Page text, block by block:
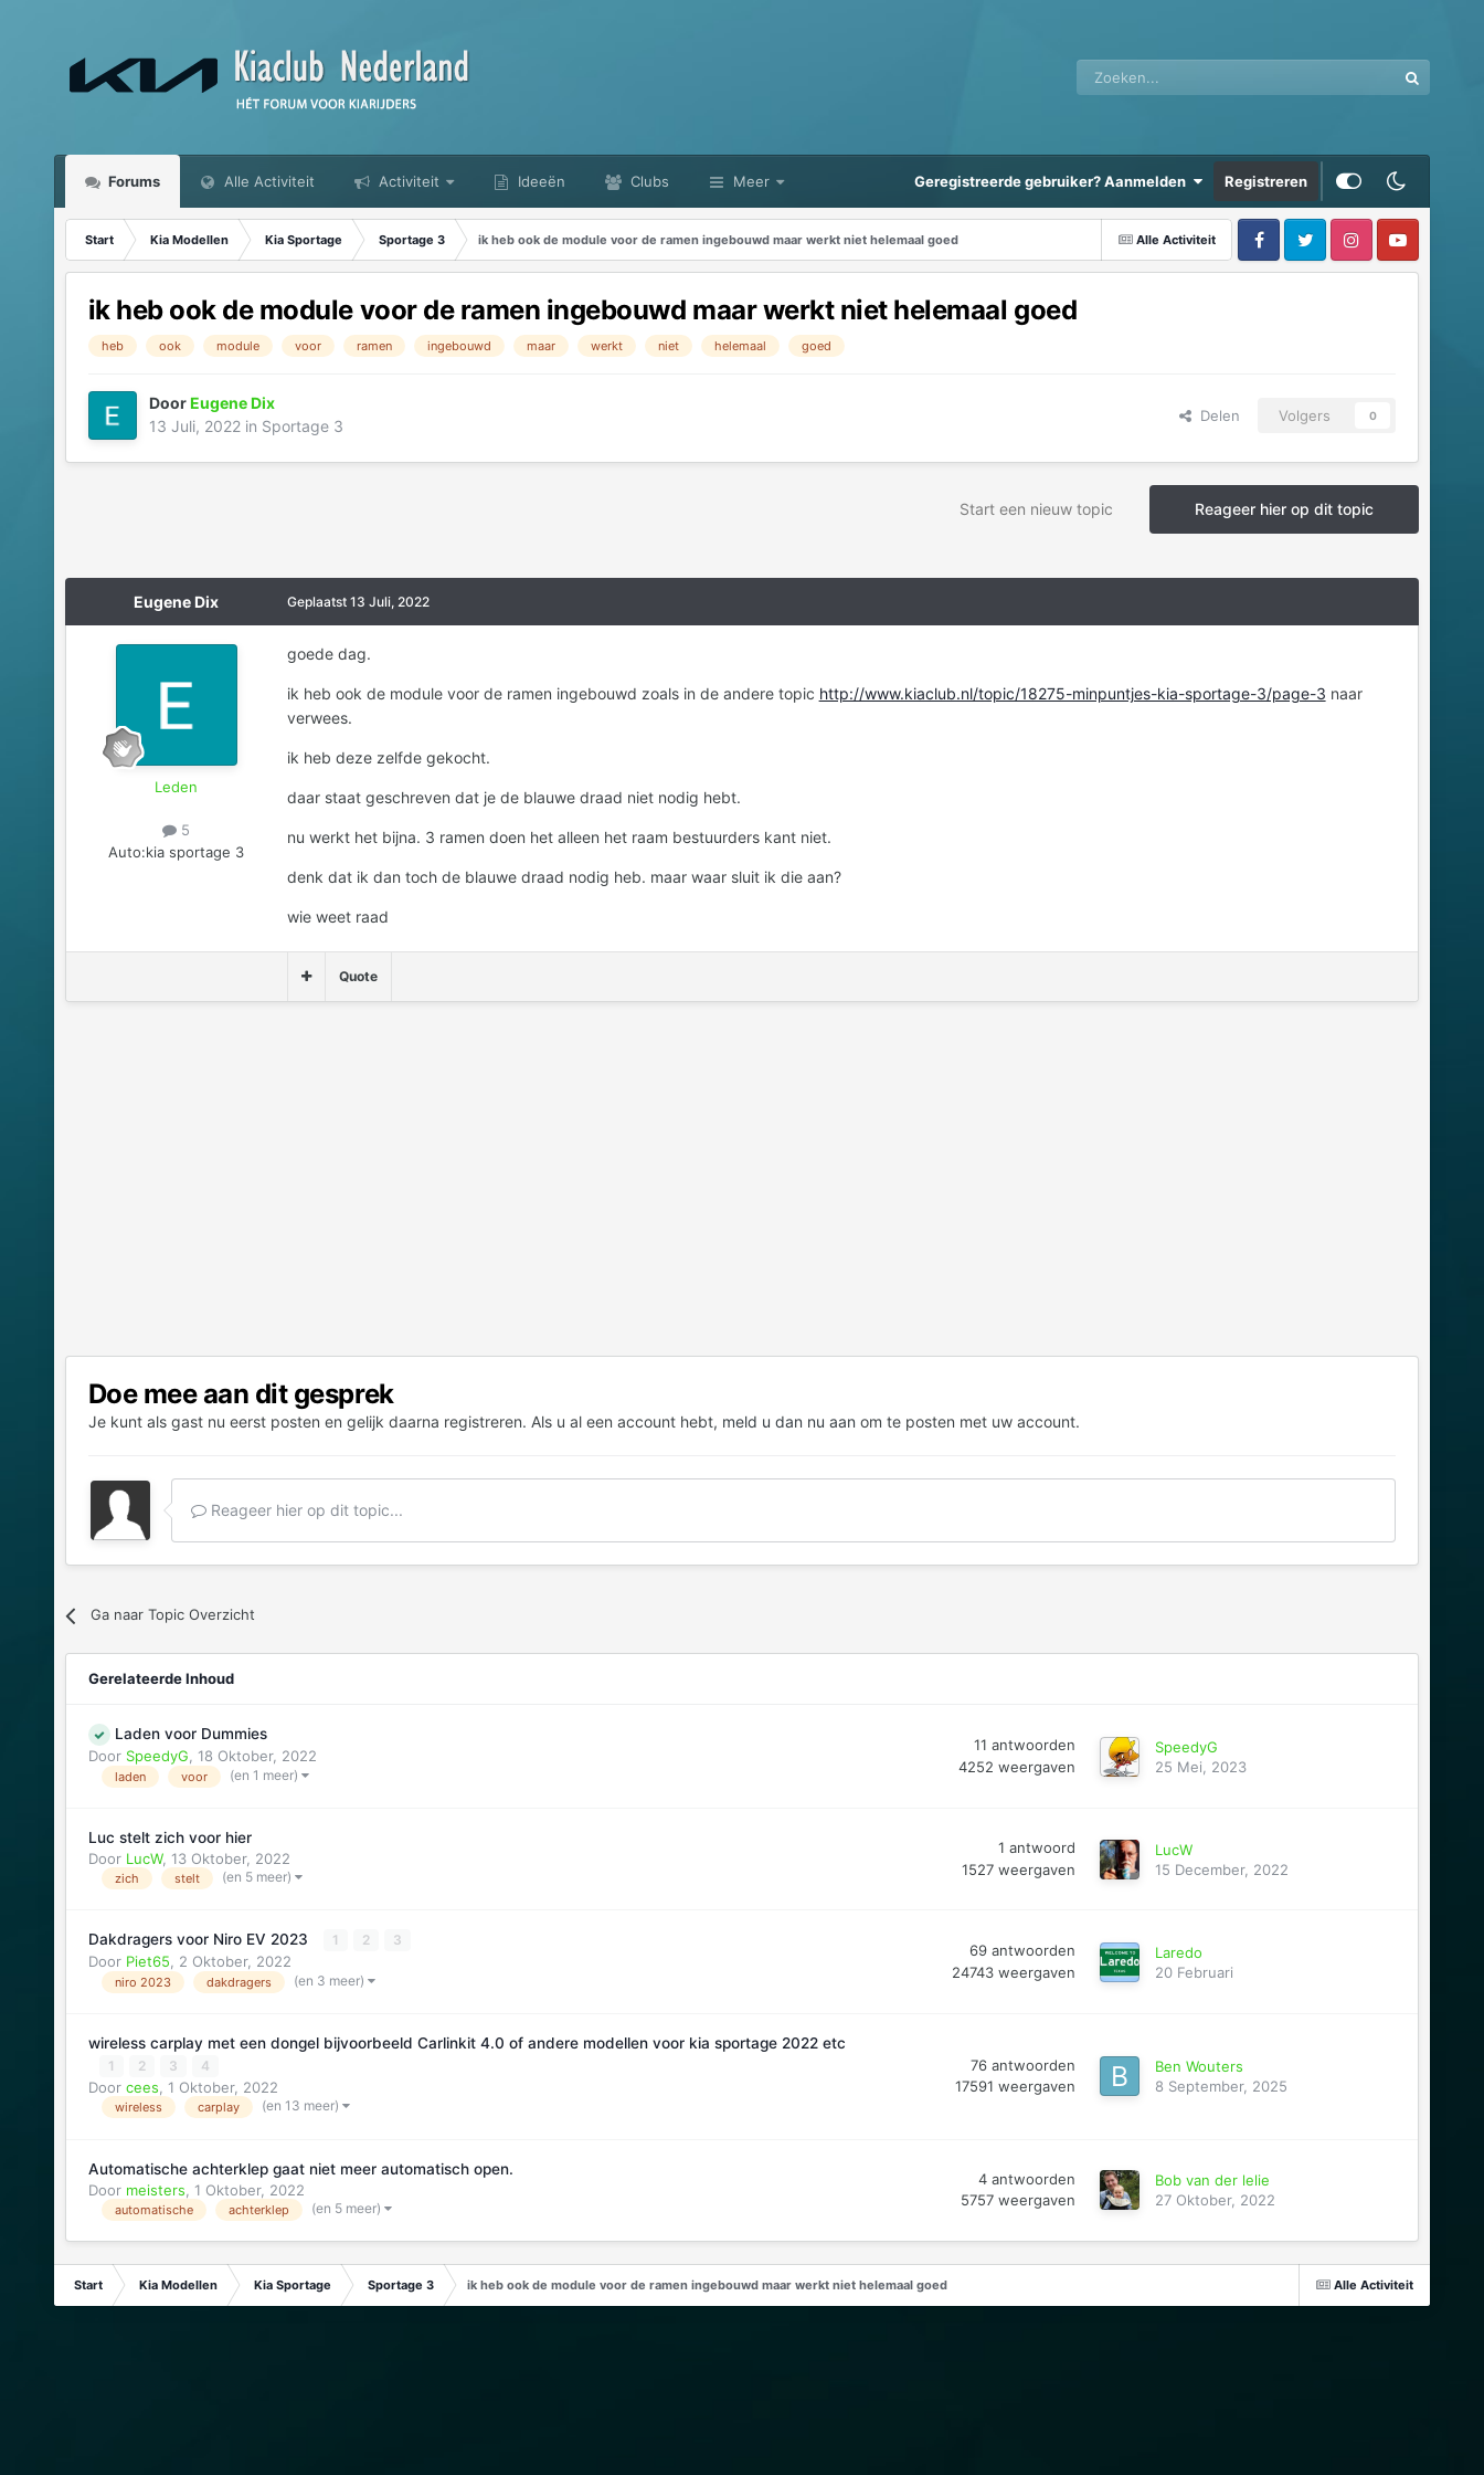
Forums Alle Activiteit Activiteit Ideeën Clubs Meer Geregistreerde gebruiker? Aanmelden Registreren
Alle Activiteit
Start Kia Modellen Kia Sportage Sportage 3 ik heb ook de module voor de ramen ingebouwd maar werkt niet helemaal goed
ik heb ook de module voor de ramen ingebouwd maar werkt niet helemaal goed
heb ook module voor ramen ingebouwd maar werkt niet helemaal goed
DoorEugene Dix
13 Juli, 2022in Sportage 3
Delen Volgers 0
Reageer hier op dit topic
Start een nieuw topic
Eugene Dix
Leden
5
Auto:kia sportage 3
Geplaatst 13 Juli, 2022
goede dag.
ik heb ook de module voor de ramen ingebouwd zoals in de andere topic http://www.kiaclub.nl/topic/18275-minpuntjes-kia-sportage-3/page-3 naar
verwees.
ik heb deze zelfde gekocht.
daar staat geschreven dat je de blauwe draad niet nodig hebt.
nu werkt het bijna. 3 ramen doen het alleen het raam bestuurders kant niet.
denk dat ik dan toch de blauwe draad nodig heb. maar waar sluit ik die aan?
wie weet raad
Quote
Doe mee aan dit gesprek
Je kunt als gast nu eerst posten en gelijk daarna registreren. Als u al een account hebt, meld u dan nu aan om te posten met uw account.
Reageer hier op dit topic...
Ga naar Topic Overzicht
Gerelateerde Inhoud
Laden voor Dummies
Door SpeedyG, 18 Oktober, 2022
laden voor (en 1 meer)
11 antwoorden
4252 weergaven
SpeedyG
25 Mei, 2023
Luc stelt zich voor hier
Door LucW, 13 Oktober, 2022
zich stelt (en 5 meer)
1 antwoord
1527 weergaven
LucW
15 December, 2022
Dakdragers voor Niro EV 2023 1 2 3
Door Piet65, 2 Oktober, 2022
niro 2023 dakdragers (en 3 meer)
69 antwoorden
24743 weergaven
Laredo
20 Februari
wireless carplay met een dongel bijvoorbeeld Carlinkit 4.0 of andere modellen voor kia sportage 2022 etc
1 2 3 4
Door cees 1 Oktober, 2022
wireless carplay (en 13 meer)
76 antwoorden
17591 weergaven
Ben Wouters
8 September, 2025
Automatische achterklep gaat niet meer automatisch open.
Door meisters 1 Oktober, 2022
automatische achterklep (en 5 meer)
4 antwoorden
5757 weergaven
Bob van der lelie
27 Oktober, 2022
Alle Activiteit
Start Kia Modellen Kia Sportage Sportage 3 ik heb ook de module voor de ramen ingebouwd maar werkt niet helemaal goed